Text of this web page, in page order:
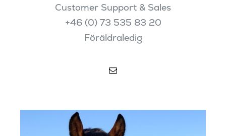
Customer Support & Sales
+46 (0) 73 535 83 20
Föräldraledig